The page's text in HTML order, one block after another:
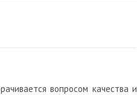
вопросом качества и